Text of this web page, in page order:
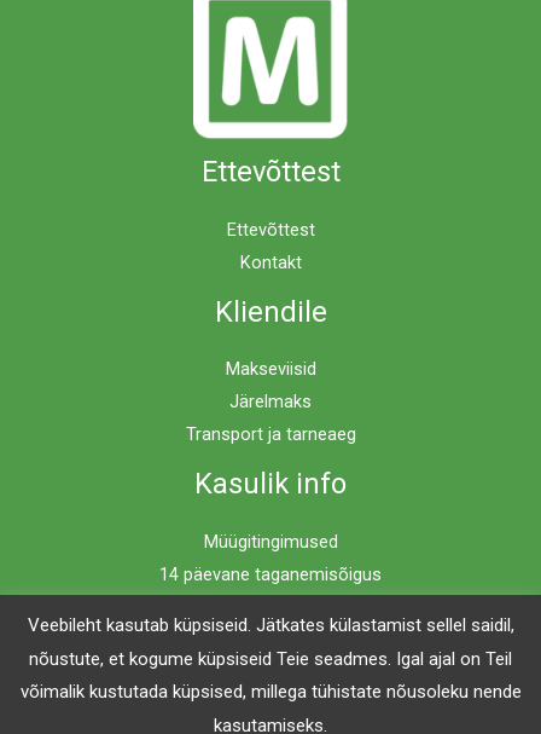
Ettevõttest
Ettevõttest
Kontakt
Kliendile
Makseviisid
Järelmaks
Transport ja tarneaeg
Kasulik info
Müügitingimused
14 päevane taganemisõigus
Copyright © 2026 Mööblimaailm | Powered by Mööblimaailm
Veebileht kasutab küpsiseid. Jätkates külastamist sellel saidil,
nõustute, et kogume küpsiseid Teie seadmes. Igal ajal on Teil
võimalik kustutada küpsised, millega tühistate nõusoleku nende
kasutamiseks.